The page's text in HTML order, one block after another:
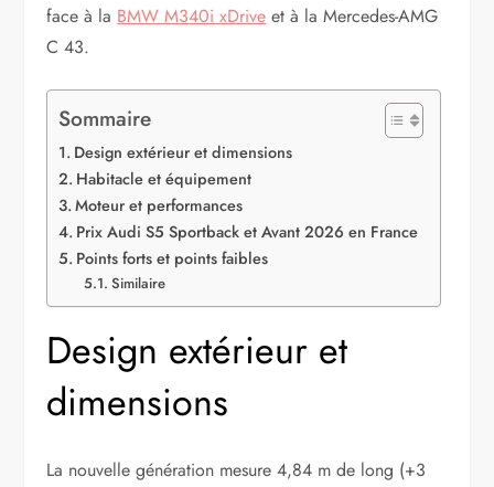
face à la BMW M340i xDrive et à la Mercedes-AMG
C 43.
Sommaire
Design extérieur et dimensions
Habitacle et équipement
Moteur et performances
Prix Audi S5 Sportback et Avant 2026 en France
Points forts et points faibles
Similaire
Design extérieur et
dimensions
La nouvelle génération mesure 4,84 m de long (+3